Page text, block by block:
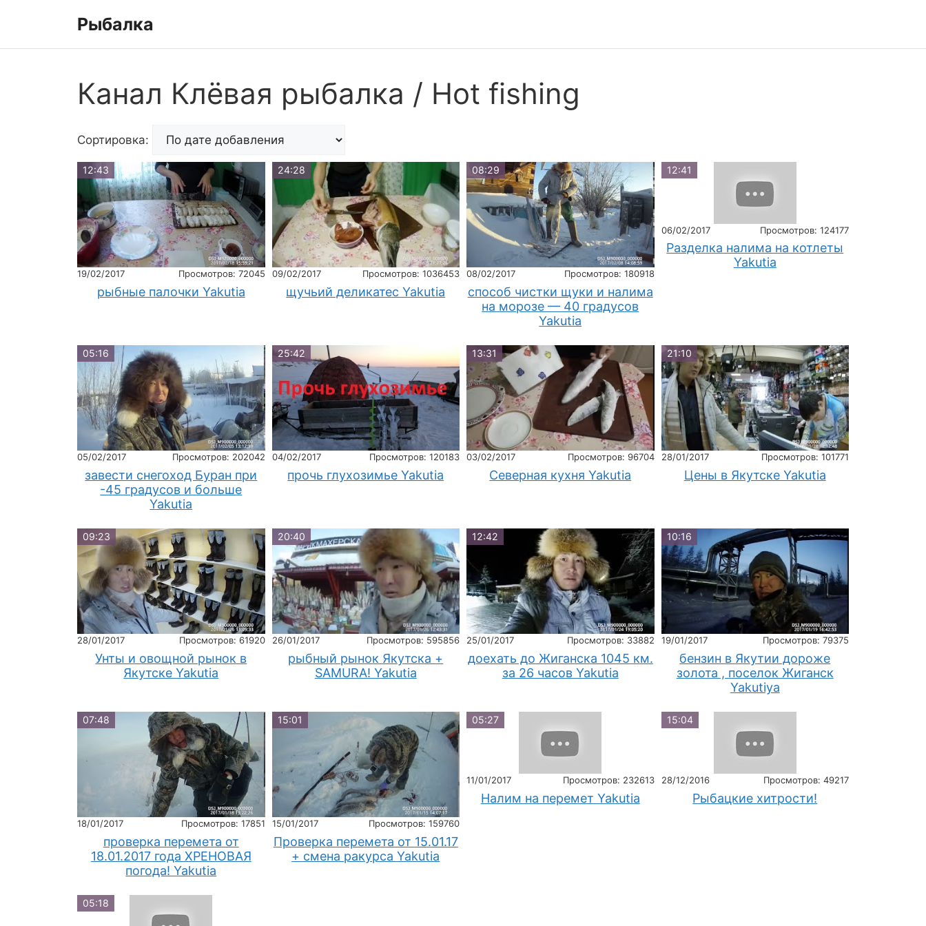
Рыбалка
Канал Клёвая рыбалка / Hot fishing
Сортировка:
12:43
19/02/2017 Просмотров: 72045
рыбные палочки Yakutia
24:28
09/02/2017 Просмотров: 1036453
щучьий деликатес Yakutia
08:29
08/02/2017 Просмотров: 180918
способ чистки щуки и налима
на морозе — 40 градусов
Yakutia
12:41
06/02/2017 Просмотров: 124177
Разделка налима на котлеты
Yakutia
05:16
05/02/2017 Просмотров: 202042
завести снегоход Буран при
-45 градусов и больше
Yakutia
25:42
04/02/2017 Просмотров: 120183
прочь глухозимье Yakutia
13:31
03/02/2017 Просмотров: 96704
Северная кухня Yakutia
21:10
28/01/2017 Просмотров: 101771
Цены в Якутске Yakutia
09:23
28/01/2017 Просмотров: 61920
Унты и овощной рынок в
Якутске Yakutia
20:40
26/01/2017 Просмотров: 595856
рыбный рынок Якутска +
SAMURA! Yakutia
12:42
25/01/2017 Просмотров: 33882
доехать до Жиганска 1045 км.
за 26 часов Yakutia
10:16
19/01/2017 Просмотров: 79375
бензин в Якутии дороже
золота , поселок Жиганск
Yakutiya
07:48
18/01/2017 Просмотров: 17851
проверка перемета от
18.01.2017 года ХРЕНОВАЯ
погода! Yakutia
15:01
15/01/2017 Просмотров: 159760
Проверка перемета от 15.01.17
+ смена ракурса Yakutia
05:27
11/01/2017 Просмотров: 232613
Налим на перемет Yakutia
15:04
28/12/2016 Просмотров: 49217
Рыбацкие хитрости!
05:18